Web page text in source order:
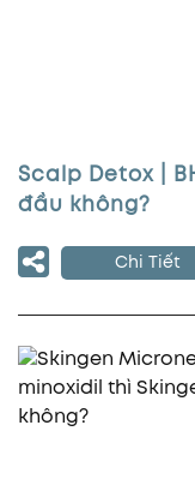
Scalp Detox |
đầu không?
Chi Tiết